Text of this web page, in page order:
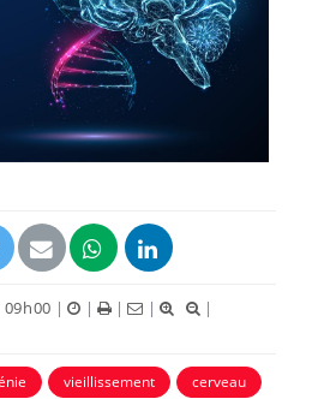
| | | |
|
vieillissement cerveau